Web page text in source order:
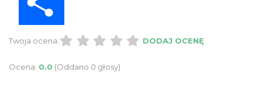
Twoja ocena: DODAJ OCENĘ
Ocena: 0.0 (Oddano 0 głosy)